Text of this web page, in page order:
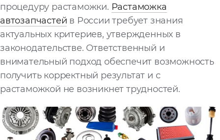
процедуру растаможки. Растаможка
автозапчастей в России требует знания
актуальных критериев, утвержденных в
законодательстве. Ответственный и
внимательный подход обеспечит возможность
получить корректный результат и с
растаможкой не возникнет трудностей.